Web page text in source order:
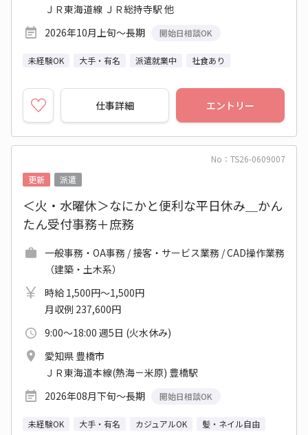
ＪＲ東海道線 ＪＲ総持寺駅 他
2026年10月上旬～長期
開始日相談OK
未経験OK 大手・有名 派遣就業中 社食あり
仕事詳細 エントリー
No：TS26-0609007
更新
派遣
＜火・水曜休＞なにかと便利な平日休み＿かん
たん受付事務＋庶務
一般事務・OA事務 / 接客・サービス業務 / CAD操作業務
（建築・土木系）
時給 1,500円～1,500円
月収例 237,600円
9:00～18:00 週5日 (火水休み)
愛知県 豊橋市
ＪＲ東海道本線(熱海－米原) 豊橋駅
2026年08月下旬～長期
開始日相談OK
未経験OK 大手・有名 カジュアルOK
髪・ネイル自由